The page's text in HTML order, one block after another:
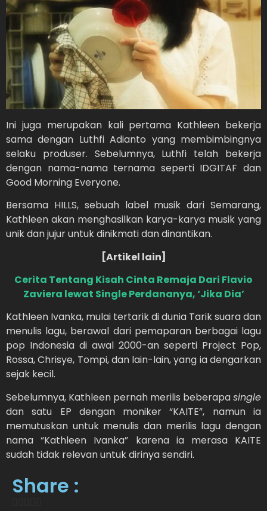
Ini juga merupakan kali pertama Kathleen bekerja
sama dengan Luthfi Adianto yang membimbingnya
selaku produser. Sebelumnya, Luthfi telah bekerja
dengan nama-nama ternama seperti IDGITAF dan
Good Morning Everyone.
Bersama HILLS, sebuah label musik dari Semarang,
Kathleen akan menghasilkan karya-karya musik yang
unik dan jujur untuk dinikmati dan dinantikan.
[Artikel lain]
Cerita Tentang Kisah Cinta Remaja Dari Flavio
Zaviera lewat Single Perdananya, ‘Jika Dia’
Kathleen Ivanka, mulai tertarik di dunia Tarik suara dan
menulis lagu, berawal dari pemaparan berbagai lagu
pop Indonesia di awal 2000-an seperti Project Pop,
Rossa, Chrisye, Tompi, dan lain-lain, yang ia dengarkan
sejak kecil.
Sebelumnya, Kathleen pernah merilis beberapasingle
dan satu EP dengan moniker “KAITE”, namun ia
memutuskan untuk menulis dan merilis lagu dengan
nama “Kathleen Ivanka” karena ia merasa KAITE
sudah tidak relevan untuk dirinya sendiri.
Share :